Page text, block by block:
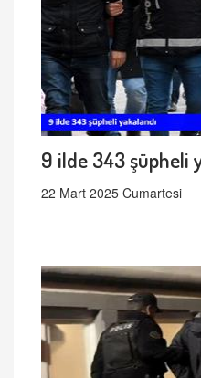
9 ilde 343 şüpheli
22 Mart 2025 Cumartesi